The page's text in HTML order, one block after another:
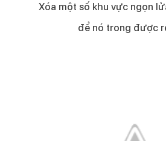
Xóa một số khu vực ngọn
để nó trong được